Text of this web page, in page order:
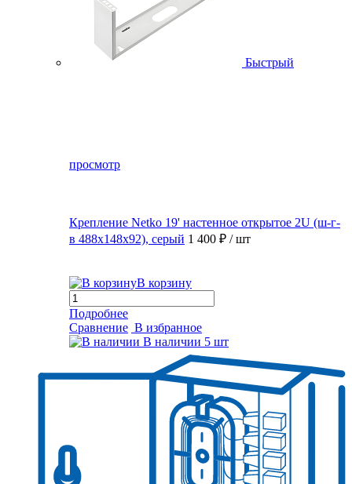
Быстрый
просмотр
Крепление Netko 19' настенное открытое 2U (ш-г-
в 488х148х92), серый 1 400 ₽ / шт
В корзину
Подробнее
Сравнение В избранное
В наличии 5 шт